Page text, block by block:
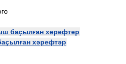
баҫылған хәрефтәр
хәрефтәр